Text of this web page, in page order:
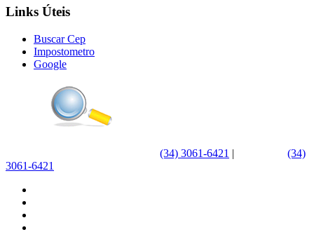
Links Úteis
Buscar Cep
Impostometro
Google
(34) 3061-6421 |
(34)
3061-6421